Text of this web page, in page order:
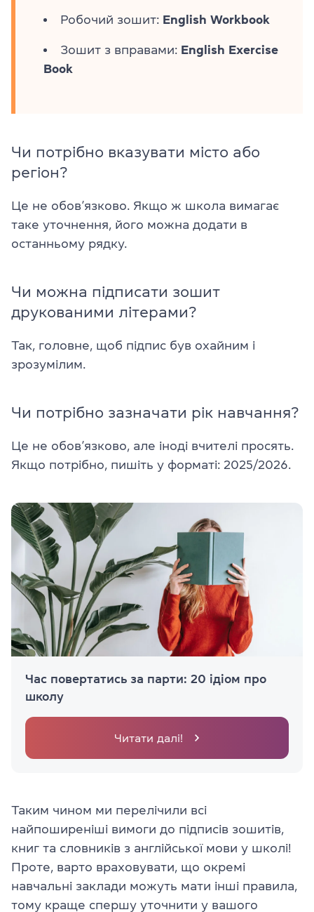
Робочий зошит: English Workbook
Зошит з вправами: English Exercise
Book
Чи потрібно вказувати місто або
регіон?
Це не обов’язково. Якщо ж школа вимагає
таке уточнення, його можна додати в
останньому рядку.
Чи можна підписати зошит
друкованими літерами?
Так, головне, щоб підпис був охайним і
зрозумілим.
Чи потрібно зазначати рік навчання?
Це не обов’язково, але іноді вчителі просять.
Якщо потрібно, пишіть у форматі: 2025/2026.
Час повертатись за парти: 20 ідіом про
школу
Читати далі!
Таким чином ми перелічили всі
найпоширеніші вимоги до підписів зошитів,
книг та словників з англійської мови у школі!
Проте, варто враховувати, що окремі
навчальні заклади можуть мати інші правила,
тому краще спершу уточнити у вашого